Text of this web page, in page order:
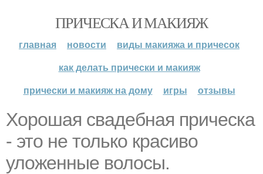
ПРИЧЕСКА И МАКИЯЖ
главная новости
виды макияжа и причесок
как делать прически и макияж
прически и макияж на дому
игры отзывы
Хорошая свадебная прическа
- это не только красиво
уложенные волосы.